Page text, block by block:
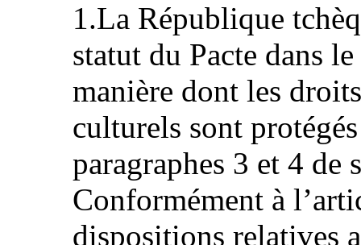
1.La République
statut du Pacte dans
manière dont les
culturels sont
paragraphes 3 et 4
Conformément à
dispositions relatives